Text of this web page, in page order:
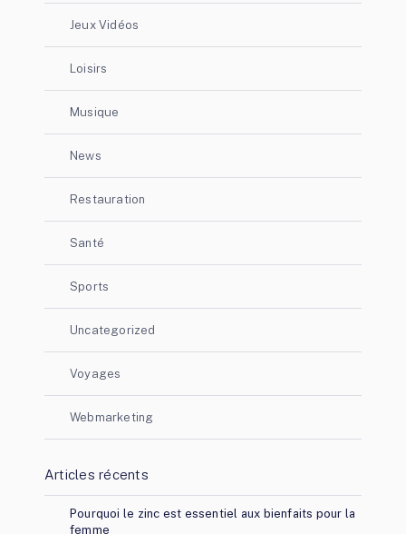
Jeux Vidéos
Loisirs
Musique
News
Restauration
Santé
Sports
Uncategorized
Voyages
Webmarketing
Articles récents
Pourquoi le zinc est essentiel aux bienfaits pour la
femme